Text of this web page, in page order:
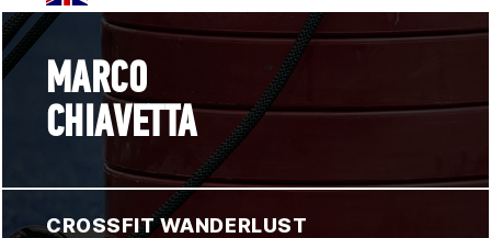
MARCO
CHIAVETTA
CROSSFIT WANDERLUST